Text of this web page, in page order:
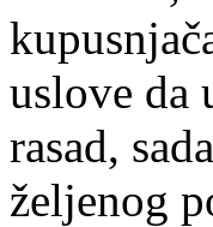
uslove da
rasad,
željenog